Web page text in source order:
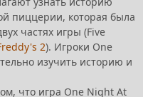
пиццерии, которая была
частях игры (Five
2). Игроки One
изучить историю и
что игра One Night At